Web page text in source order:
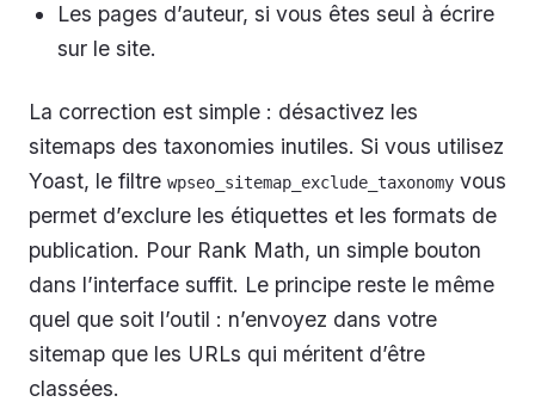
Les pages d’auteur, si vous êtes seul à écrire
sur le site.
La correction est simple : désactivez les
sitemaps des taxonomies inutiles. Si vous utilisez
Yoast, le filtre wpseo_sitemap_exclude_taxonomy vous
permet d’exclure les étiquettes et les formats de
publication. Pour Rank Math, un simple bouton
dans l’interface suffit. Le principe reste le même
quel que soit l’outil : n’envoyez dans votre
sitemap que les URLs qui méritent d’être
classées.